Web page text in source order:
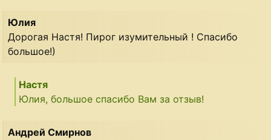
Юлия
Дорогая Настя! Пирог изумительный ! Спасибо
большое!)
Настя
Юлия, большое спасибо Вам за отзыв!
Андрей Смирнов